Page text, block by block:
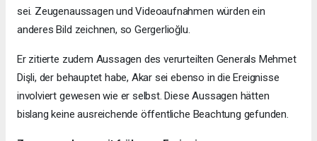
sei. Zeugenaussagen und Videoaufnahmen würden ein
anderes Bild zeichnen, so Gergerlioğlu.
Er zitierte zudem Aussagen des verurteilten Generals Mehmet
Dişli, der behauptet habe, Akar sei ebenso in die Ereignisse
involviert gewesen wie er selbst. Diese Aussagen hätten
bislang keine ausreichende öffentliche Beachtung gefunden.